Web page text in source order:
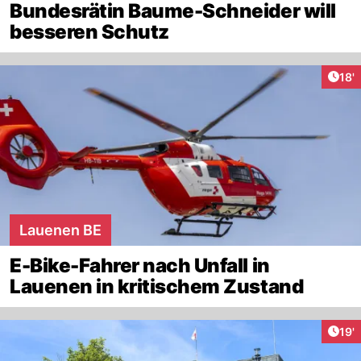
Bundesrätin Baume-Schneider will
besseren Schutz
18'
Lauenen BE
E-Bike-Fahrer nach Unfall in
Lauenen in kritischem Zustand
19'